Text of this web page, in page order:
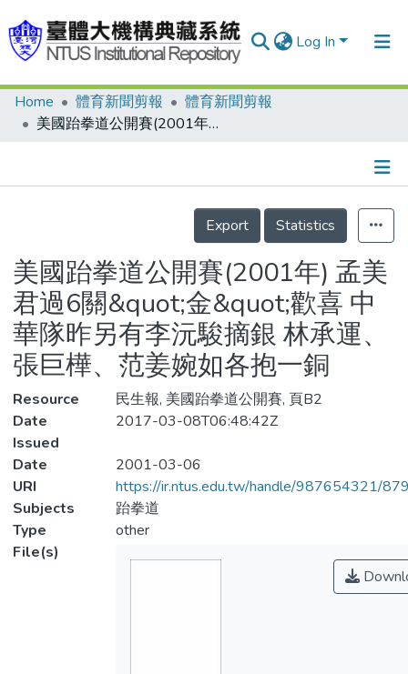
Log In
Communities & Collections
Statistics
Home 體育新聞剪報
體育新聞剪報
美國跆拳道公開賽(2001年) 孟美君過6關&quot;金&quot;歡喜 中華隊昨另有李沅駿摘銀 林承運、張巨樺、范姜婉如各抱一銅
Details
Export
Statistics
美國跆拳道公開賽(2001年) 孟美
君過6關&quot;金&quot;歡喜 中
華隊昨另有李沅駿摘銀 林承運、
張巨樺、范姜婉如各抱一銅
Resource
民生報, 美國跆拳道公開賽, 頁B2
Date
Issued
2017-03-08T06:48:42Z
Date
2001-03-06
URI
https://ir.ntus.edu.tw/handle/987654321/
Subjects
跆拳道
Type
other
File(s)